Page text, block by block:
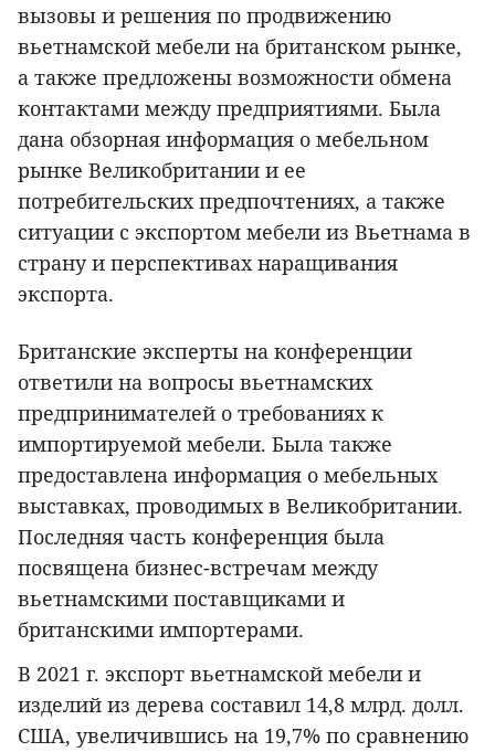
вызовы и решения по продвижению
вьетнамской мебели на британском рынке,
а также предложены возможности обмена
контактами между предприятиями. Была
дана обзорная информация о мебельном
рынке Великобритании и ее
потребительских предпочтениях, а также
ситуации с экспортом мебели из Вьетнама в
страну и перспективах наращивания
экспорта.
Британские эксперты на конференции
ответили на вопросы вьетнамских
предпринимателей о требованиях к
импортируемой мебели. Была также
предоставлена информация о мебельных
выставках, проводимых в Великобритании.
Последняя часть конференция была
посвящена бизнес-встречам между
вьетнамскими поставщиками и
британскими импортерами.
В 2021 г. экспорт вьетнамской мебели и
изделий из дерева составил 14,8 млрд. долл.
США, увеличившись на 19,7% по сравнению